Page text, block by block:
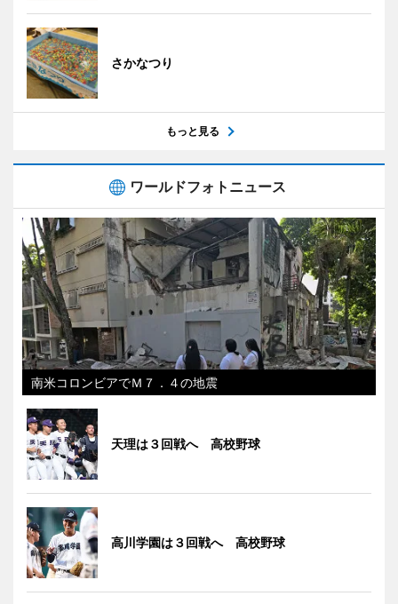
さかなつり
もっと見る
ワールドフォトニュース
南米コロンビアでＭ７．４の地震
天理は３回戦へ 高校野球
高川学園は３回戦へ 高校野球